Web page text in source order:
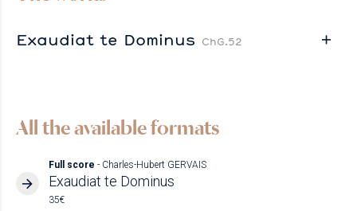
Exaudiat te Dominus ChG.52
All the available formats
Full score - Charles-Hubert GERVAIS
Exaudiat te Dominus
35€